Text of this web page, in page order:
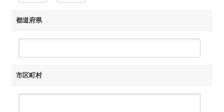
都道府県
市区町村